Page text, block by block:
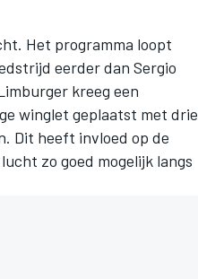
Het programma loopt
eerder dan Sergio
kreeg een
winglet geplaatst met drie
Dit heeft invloed op de
zo goed mogelijk langs